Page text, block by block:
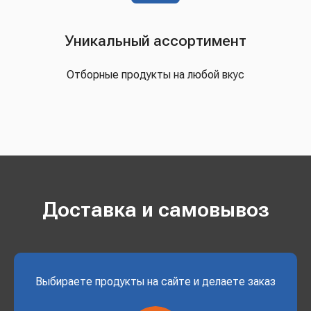
Уникальный ассортимент
Отборные продукты на любой вкус
Доставка и самовывоз
Выбираете продукты на сайте и делаете заказ